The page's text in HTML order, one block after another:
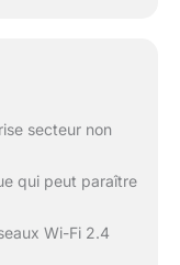
secteur non
qui peut paraître
Wi-Fi 2.4